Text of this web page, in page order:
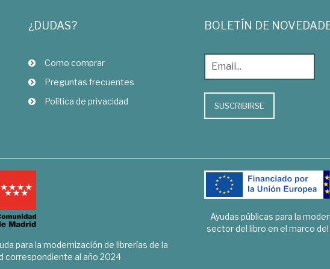
¿DUDAS?
Como comprar
Preguntas frecuentes
Política de privacidad
BOLETÍN DE
SUSCRIBIRSE
para la modernización de librerías de la
correspondiente al año 2024
Ayudas públicas para la
sector del libro en el marco